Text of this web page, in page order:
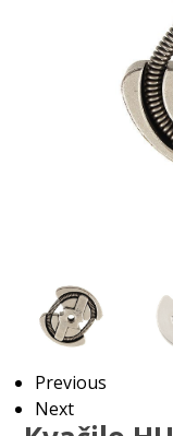
Previous
Next